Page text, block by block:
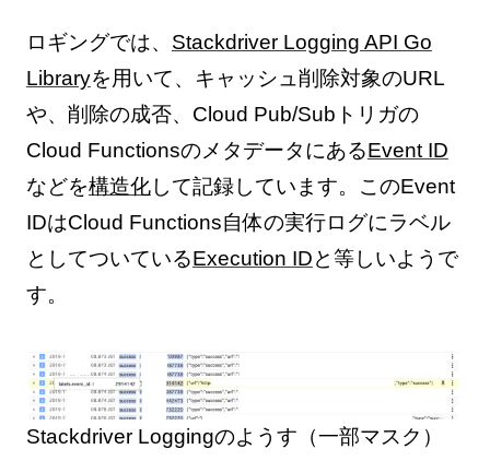
ロギングでは、 Stackdriver Logging API Go
Libraryを用いて、キャッシュ削除対象のURL
や、削除の成否、Cloud Pub/Subトリガの
Cloud FunctionsのメタデータにあるEvent ID
などを構造化して記録しています。このEvent
IDはCloud Functions自体の実行ログにラベル
としてついているExecution IDと等しいようで
す。
Stackdriver Loggingのようす（一部マスク）